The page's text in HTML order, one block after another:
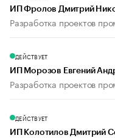
ИП Фролов Дмитрий
Разработка проектов
ДЕЙСТВУЕТ
ИП Морозов Евгений
Разработка проектов
ДЕЙСТВУЕТ
ИП Колотилов Дмитрий